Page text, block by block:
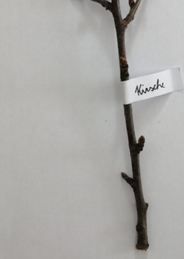
Linde
Mammutbaum
Nuss
Pappel
Platane
Robinie
Tanne
Tulpenbaum
Ulme
Vogelbeere
Weide
Weißdorn
Zirbe